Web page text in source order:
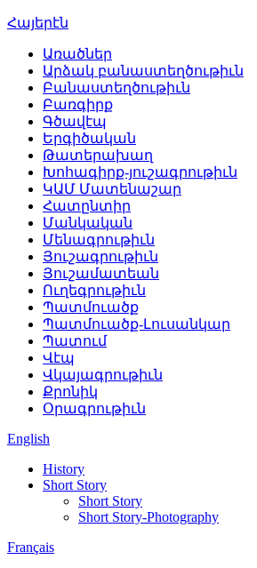
Հայերէն
Առածներ
Արձակ բանաստեղծութիւն
Բանաստեղծութիւն
Բառգիրք
Գծավէպ
Երգիծական
Թատերախաղ
Խոհագիրք-յուշագրութիւն
ԿԱՄ Մատենաշար
Հատընտիր
Մանկական
Մենագրութիւն
Յուշագրութիւն
Յուշամատեան
Ուղեգրութիւն
Պատմուածք
Պատմուածք-Լուսանկար
Պատում
Վէպ
Վկայագրութիւն
Քրոնիկ
Օրագրութիւն
English
History
Short Story
Short Story
Short Story-Photography
Français